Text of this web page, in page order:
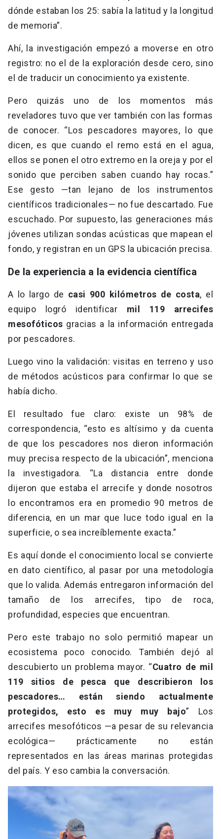
dónde estaban los 25: sabía la latitud y la longitud
de memoria”.
Ahí, la investigación empezó a moverse en otro
registro: no el de la exploración desde cero, sino
el de traducir un conocimiento ya existente.
Pero quizás uno de los momentos más
reveladores tuvo que ver también con las formas
de conocer. “Los pescadores mayores, lo que
dicen, es que cuando el remo está en el agua,
ellos se ponen el otro extremo en la oreja y por el
sonido que perciben saben cuando hay rocas.”
Ese gesto —tan lejano de los instrumentos
científicos tradicionales— no fue descartado. Fue
escuchado. Por supuesto, las generaciones más
jóvenes utilizan sondas acústicas que mapean el
fondo, y registran en un GPS la ubicación precisa.
De la experiencia a la evidencia científica
A lo largo de casi 900 kilómetros de costa, el
equipo logró identificar mil 119 arrecifes
mesofóticos gracias a la información entregada
por pescadores.
Luego vino la validación: visitas en terreno y uso
de métodos acústicos para confirmar lo que se
había dicho.
El resultado fue claro: existe un 98% de
correspondencia, “esto es altísimo y da cuenta
de que los pescadores nos dieron información
muy precisa respecto de la ubicación”, menciona
la investigadora. “La distancia entre donde
dijeron que estaba el arrecife y donde nosotros
lo encontramos era en promedio 90 metros de
diferencia, en un mar que luce todo igual en la
superficie, o sea increíblemente exacta.”
Es aquí donde el conocimiento local se convierte
en dato científico, al pasar por una metodología
que lo valida. Además entregaron información del
tamaño de los arrecifes, tipo de roca,
profundidad, especies que encuentran.
Pero este trabajo no solo permitió mapear un
ecosistema poco conocido. También dejó al
descubierto un problema mayor. “Cuatro de mil
119 sitios de pesca que describieron los
pescadores… están siendo actualmente
protegidos, esto es muy muy bajo” Los
arrecifes mesofóticos —a pesar de su relevancia
ecológica— prácticamente no están
representados en las áreas marinas protegidas
del país. Y eso cambia la conversación.